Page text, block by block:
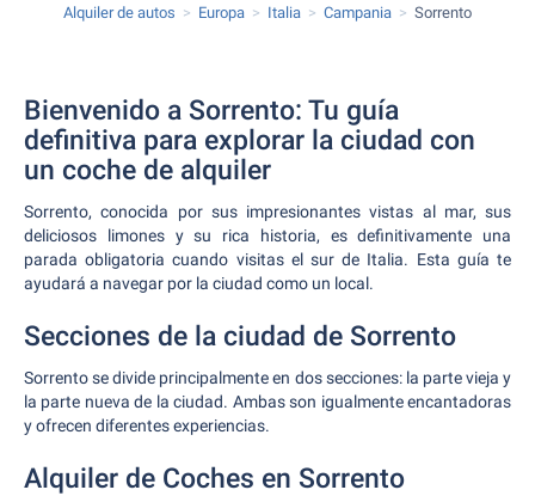
Alquiler de autos Europa Italia Campania Sorrento
Bienvenido a Sorrento: Tu guía
definitiva para explorar la ciudad con
un coche de alquiler
Sorrento, conocida por sus impresionantes vistas al mar, sus
deliciosos limones y su rica historia, es definitivamente una
parada obligatoria cuando visitas el sur de Italia. Esta guía te
ayudará a navegar por la ciudad como un local.
Secciones de la ciudad de Sorrento
Sorrento se divide principalmente en dos secciones: la parte vieja y
la parte nueva de la ciudad. Ambas son igualmente encantadoras
y ofrecen diferentes experiencias.
Alquiler de Coches en Sorrento